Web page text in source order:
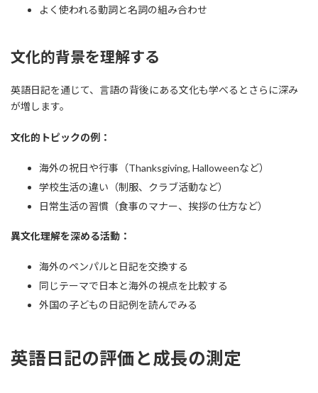
よく使われる動詞と名詞の組み合わせ
文化的背景を理解する
英語日記を通じて、言語の背後にある文化も学べるとさらに深み
が増します。
文化的トピックの例：
海外の祝日や行事（Thanksgiving, Halloweenなど）
学校生活の違い（制服、クラブ活動など）
日常生活の習慣（食事のマナー、挨拶の仕方など）
異文化理解を深める活動：
海外のペンパルと日記を交換する
同じテーマで日本と海外の視点を比較する
外国の子どもの日記例を読んでみる
英語日記の評価と成長の測定